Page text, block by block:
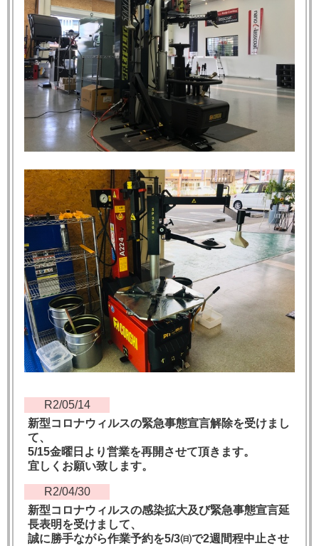
R2/05/14
新型コロナウィルスの緊急事態宣言解除を受けまし
て、
5/15金曜日より営業を再開させて頂きます。
宜しくお願い致します。
R2/04/30
新型コロナウィルスの感染拡大及び緊急事態宣言延
長表明を受けまして、
誠に勝手ながら作業予約を5/3㈰で2週間程中止させ